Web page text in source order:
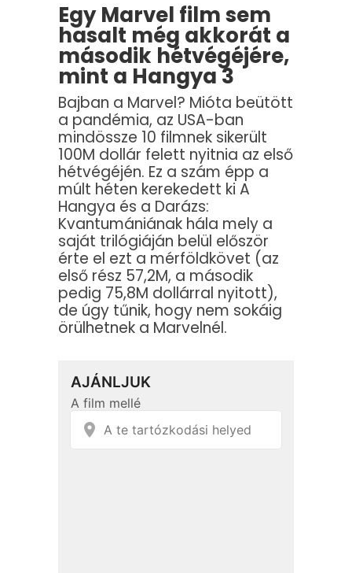
Egy Marvel film sem
hasalt még akkorát a
második hétvégéjére,
mint a Hangya 3
Bajban a Marvel? Mióta beütött
a pandémia, az USA-ban
mindössze 10 filmnek sikerült
100M dollár felett nyitnia az első
hétvégéjén. Ez a szám épp a
múlt héten kerekedett ki A
Hangya és a Darázs:
Kvantumániának hála mely a
saját trilógiáján belül először
érte el ezt a mérföldkövet (az
első rész 57,2M, a második
pedig 75,8M dollárral nyitott),
de úgy tűnik, hogy nem sokáig
örülhetnek a Marvelnél.